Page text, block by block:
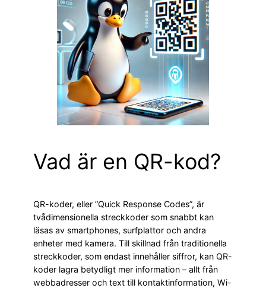
Vad är en QR-kod?
QR-koder, eller ”Quick Response Codes”, är
tvådimensionella streckkoder som snabbt kan
läsas av smartphones, surfplattor och andra
enheter med kamera. Till skillnad från traditionella
streckkoder, som endast innehåller siffror, kan QR-
koder lagra betydligt mer information – allt från
webbadresser och text till kontaktinformation, Wi-